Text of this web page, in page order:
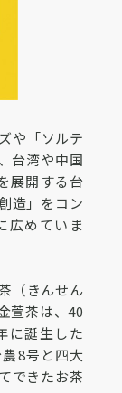
や「ソルテ
台湾や中国
展開する台
造」をコン
広めていま
（きんせん
萱茶は、40
に誕生した
農8号と四大
できたお茶